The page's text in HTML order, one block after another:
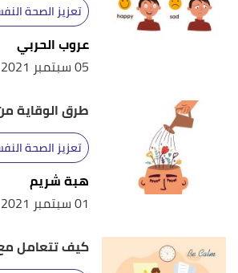
تعزيز الصحة
عروب الحربي
05 سبتمبر 2021
طرق الوقاية
تعزيز الصحة
هبة شريم
01 سبتمبر 2021
كيف تتعامل مع